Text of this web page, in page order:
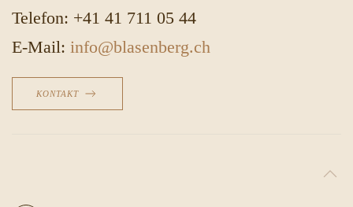
Telefon: +41 41 711 05 44
E-Mail: info@blasenberg.ch
KONTAKT